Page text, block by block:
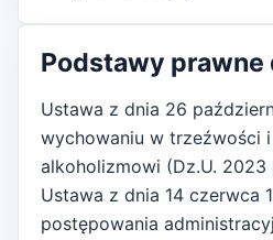
Podstawy prawne
Ustawa z dnia 26
wychowaniu w trzeźwości i
alkoholizmowi (Dz.U. 2023
Ustawa z dnia 14 czerwca
postępowania